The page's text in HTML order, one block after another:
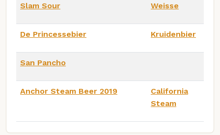
Slam Sour
Weisse
De Princessebier Kruidenbier
San Pancho
Anchor Steam Beer 2019
California
Steam